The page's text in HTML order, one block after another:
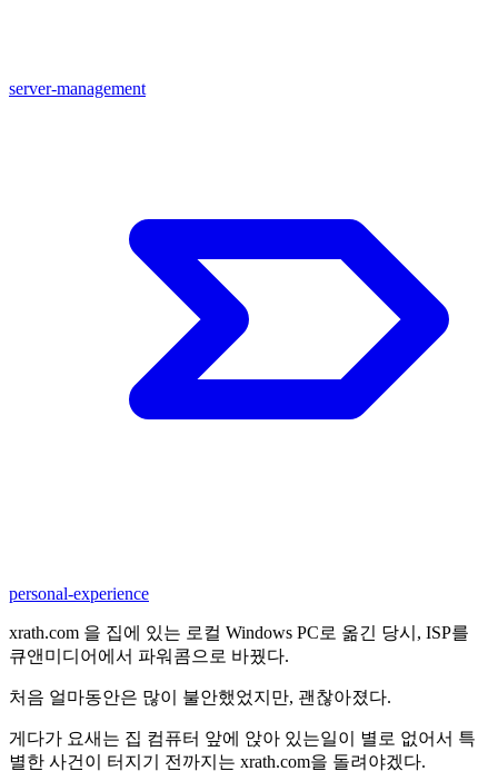
server-management
personal-experience
xrath.com 을 집에 있는 로컬 Windows PC로 옮긴 당시, ISP를
큐앤미디어에서 파워콤으로 바꿨다.
처음 얼마동안은 많이 불안했었지만, 괜찮아졌다.
게다가 요새는 집 컴퓨터 앞에 앉아 있는일이 별로 없어서 특
별한 사건이 터지기 전까지는 xrath.com을 돌려야겠다.